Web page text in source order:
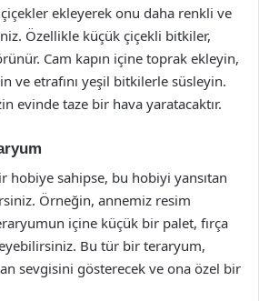
ekleyerek onu daha renkli ve
Özellikle küçük çiçekli bitkiler,
Cam kapın içine toprak ekleyin,
ve etrafını yeşil bitkilerle süsleyin.
evinde taze bir hava yaratacaktır.
hobiye sahipse, bu hobiyi yansıtan
Örneğin, annemiz resim
içine küçük bir palet, fırça
Bu tür bir teraryum,
sevgisini gösterecek ve ona özel bir